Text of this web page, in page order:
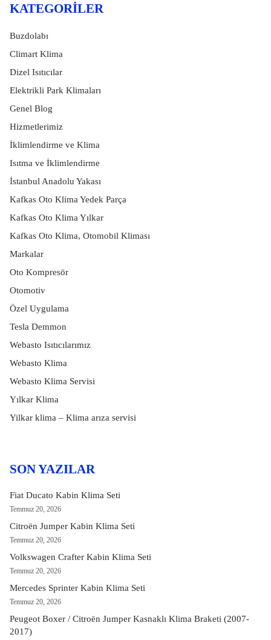
KATEGORILER
Buzdolabı
Climart Klima
Dizel Isıtıcılar
Elektrikli Park Klimaları
Genel Blog
Hizmetlerimiz
İklimlendirme ve Klima
Isıtma ve İklimlendirme
İstanbul Anadolu Yakası
Kafkas Oto Klima Yedek Parça
Kafkas Oto Klima Yılkar
Kafkas Oto Klima, Otomobil Kliması
Markalar
Oto Kompresör
Otomotiv
Özel Uygulama
Tesla Demmon
Webasto Isıtıcılarımız
Webasto Klima
Webasto Klima Servisi
Yılkar Klima
Yilkar klima – Klima arıza servisi
SON YAZILAR
Fiat Ducato Kabin Klima Seti
Temmuz 20, 2026
Citroën Jumper Kabin Klima Seti
Temmuz 20, 2026
Volkswagen Crafter Kabin Klima Seti
Temmuz 20, 2026
Mercedes Sprinter Kabin Klima Seti
Temmuz 20, 2026
Peugeot Boxer / Citroën Jumper Kasnaklı Klima Braketi (2007-
2017)